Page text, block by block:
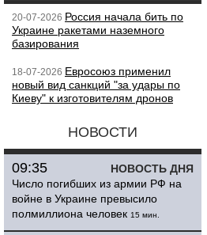
20-07-2026 Россия начала бить по
Украине ракетами наземного
базирования
18-07-2026 Евросоюз применил
новый вид санкций "за удары по
Киеву" к изготовителям дронов
НОВОСТИ
НОВОСТЬ ДНЯ
09:35
Число погибших из армии РФ на
войне в Украине превысило
полмиллиона человек 15 мин.